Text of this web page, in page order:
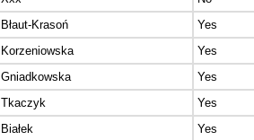
Błaut-Krasoń Yes
Korzeniowska Yes
Gniadkowska Yes
Tkaczyk Yes
Białek Yes